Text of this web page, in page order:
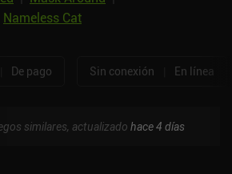
Nameless Cat
De pago Sin conexión En línea
similares, actualizado hace 4 días